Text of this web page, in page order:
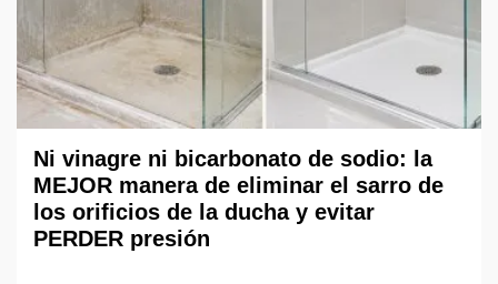
Ni vinagre ni bicarbonato de sodio: la
MEJOR manera de eliminar el sarro de
los orificios de la ducha y evitar
PERDER presión